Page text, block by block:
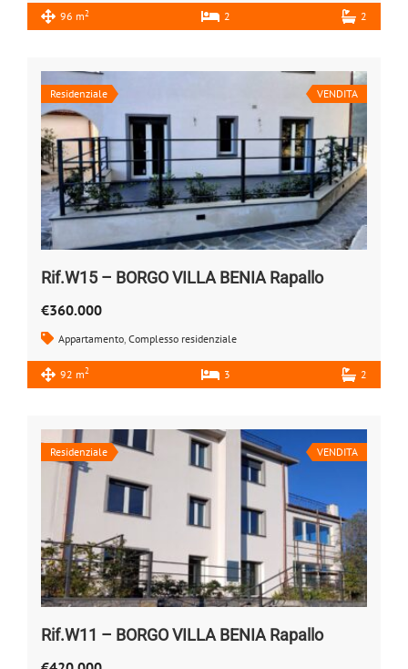
96 m2 2 2
Residenziale VENDITA
Rif.W15 – BORGO VILLA BENIA Rapallo
€360.000
Appartamento Complesso residenziale
92 m2 3 2
Residenziale VENDITA
Rif.W11 – BORGO VILLA BENIA Rapallo